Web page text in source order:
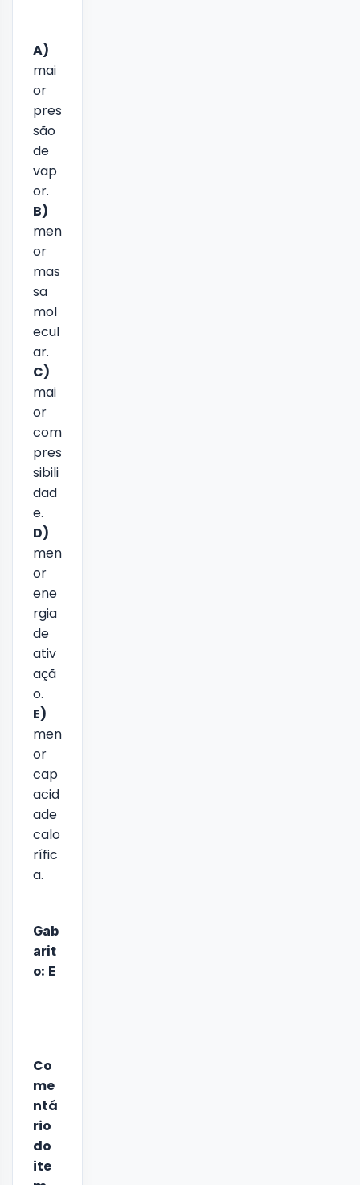
A)
mai
or
pres
são
de
vap
or.
B)
men
or
mas
sa
mol
ecul
ar.
C)
mai
or
com
pres
sibili
dad
e.
D)
men
or
ene
rgia
de
ativ
açã
o.
E)
men
or
cap
acid
ade
calo
rífic
a.
Gab
arit
o: E
Co
me
ntá
rio
do
ite